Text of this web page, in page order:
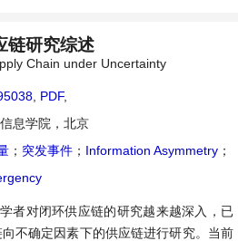
链研究综述
Chain under Uncertainty
PDF,
息学院，北京
； 突发事件 ； Information Asymmetry ；
者对闭环供应链的研究越来越深入，已
不确定因素下的供应链进行研究。当前